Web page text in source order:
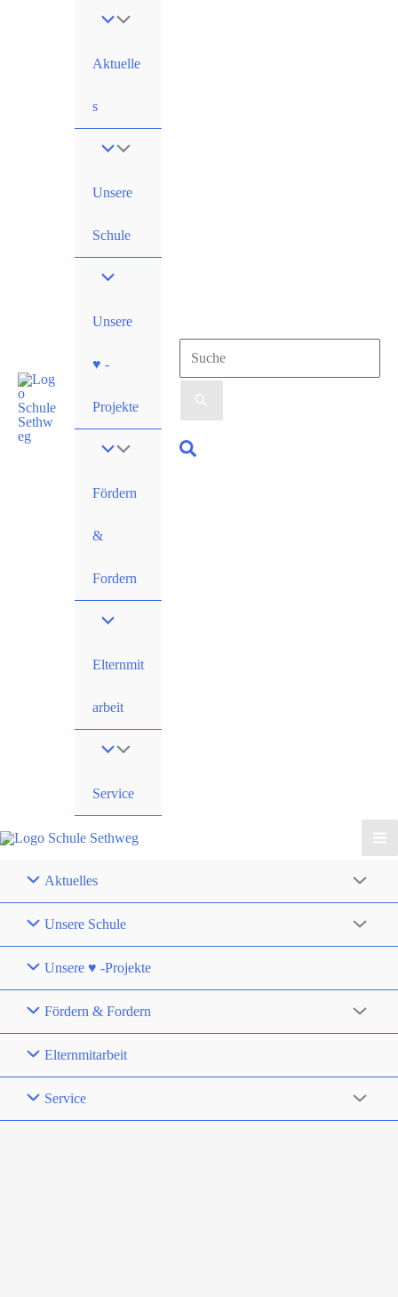
Aktuelle
s
Unsere
Schule
Unsere
♥ -
Projekte
Fördern
&
Fordern
Elternmit
arbeit
Service
Suchen
nach:
Suchen
Aktuelles
Unsere Schule
Unsere ♥ -Projekte
Fördern & Fordern
Elternmitarbeit
Service